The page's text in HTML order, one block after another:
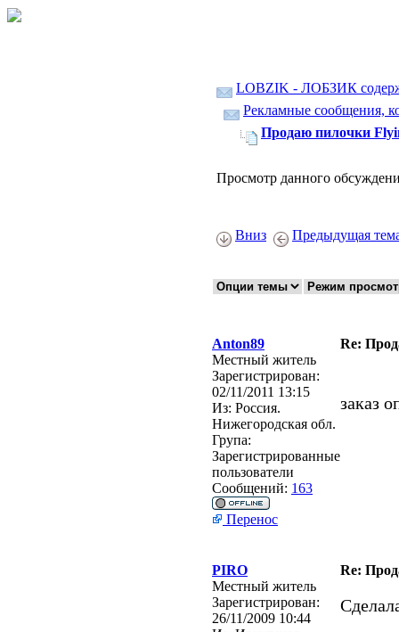
LOBZIK - ЛОБЗИК
Рекламные сообщения,
Продаю пилочки
Просмотр данного
Вниз Предыдущая
Anton89
Re:
Местный житель
Зарегистрирован:
02/11/2011 13:15
Из: Россия.
Нижегородская обл.
Група:
Зарегистрированные
пользователи
Сообщений: 163
заказ
Перенос
PIRO
Re:
Местный житель
Зарегистрирован:
26/11/2009 10:44